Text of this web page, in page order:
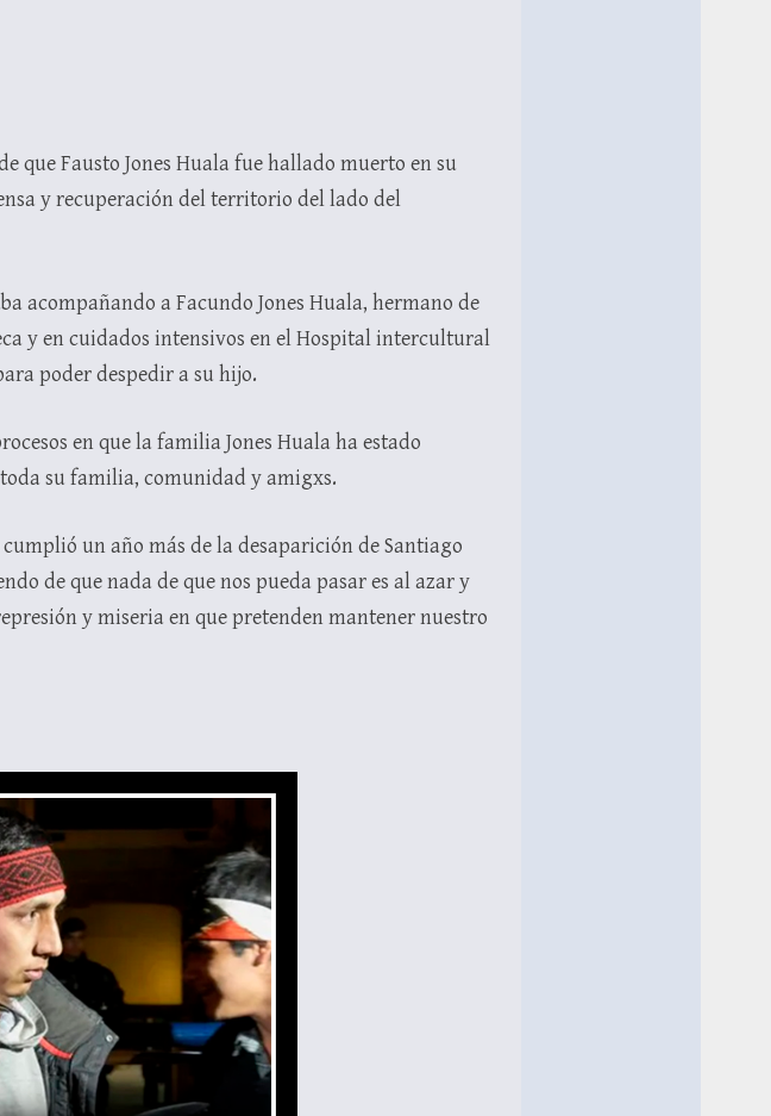
que Fausto Jones Huala fue hallado muerto en su
y recuperación del territorio del lado del
acompañando a Facundo Jones Huala, hermano de
y en cuidados intensivos en el Hospital intercultural
poder despedir a su hijo.
en que la familia Jones Huala ha estado
su familia, comunidad y amigxs.
un año más de la desaparición de Santiago
de que nada de que nos pueda pasar es al azar y
y miseria en que pretenden mantener nuestro